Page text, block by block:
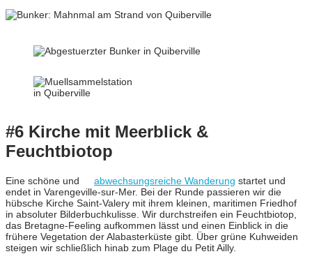
#6 Kirche mit Meerblick &
Feuchtbiotop
Eine schöne und abwechsungsreiche Wanderung startet und
endet in Varengeville-sur-Mer. Bei der Runde passieren wir die
hübsche Kirche Saint-Valery mit ihrem kleinen, maritimen Friedhof
in absoluter Bilderbuchkulisse. Wir durchstreifen ein Feuchtbiotop,
das Bretagne-Feeling aufkommen lässt und einen Einblick in die
frühere Vegetation der Alabasterküste gibt. Über grüne Kuhweiden
steigen wir schließlich hinab zum Plage du Petit Ailly.